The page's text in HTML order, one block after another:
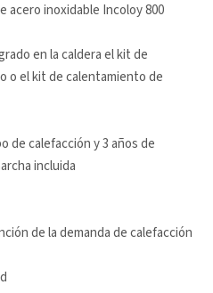
acero inoxidable Incoloy 800
en la caldera el kit de
o el kit de calentamiento de
de calefacción y 3 años de
incluida
de la demanda de calefacción